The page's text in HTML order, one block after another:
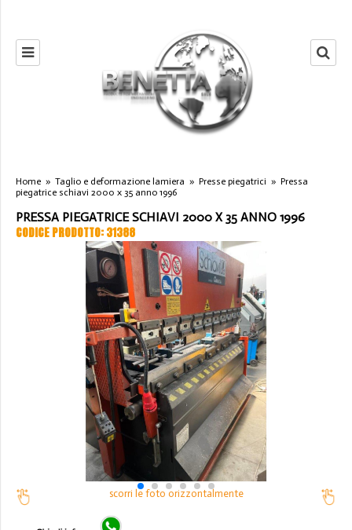
Home » Taglio e deformazione lamiera » Presse piegatrici » Pressa
piegatrice schiavi 2000 x 35 anno 1996
PRESSA PIEGATRICE SCHIAVI 2000 X 35 ANNO 1996
CODICE PRODOTTO: 31388
scorri le foto orizzontalmente